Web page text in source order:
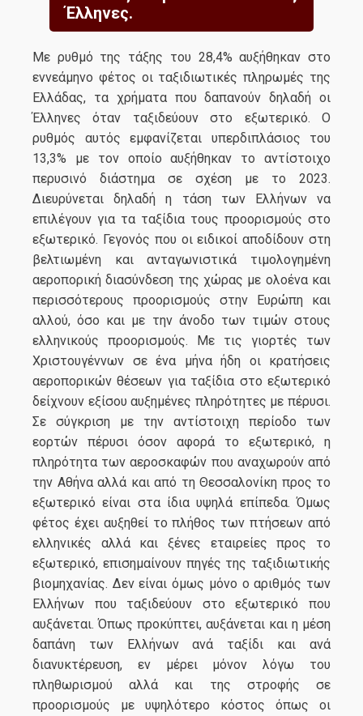
Έλληνες.
Με ρυθμό της τάξης του 28,4% αυξήθηκαν στο
εννεάμηνο φέτος οι ταξιδιωτικές πληρωμές της
Ελλάδας, τα χρήματα που δαπανούν δηλαδή οι
Έλληνες όταν ταξιδεύουν στο εξωτερικό. Ο
ρυθμός αυτός εμφανίζεται υπερδιπλάσιος του
13,3% με τον οποίο αυξήθηκαν το αντίστοιχο
περυσινό διάστημα σε σχέση με το 2023.
Διευρύνεται δηλαδή η τάση των Ελλήνων να
επιλέγουν για τα ταξίδια τους προορισμούς στο
εξωτερικό. Γεγονός που οι ειδικοί αποδίδουν στη
βελτιωμένη και ανταγωνιστικά τιμολογημένη
αεροπορική διασύνδεση της χώρας με ολοένα και
περισσότερους προορισμούς στην Ευρώπη και
αλλού, όσο και με την άνοδο των τιμών στους
ελληνικούς προορισμούς. Με τις γιορτές των
Χριστουγέννων σε ένα μήνα ήδη οι κρατήσεις
αεροπορικών θέσεων για ταξίδια στο εξωτερικό
δείχνουν εξίσου αυξημένες πληρότητες με πέρυσι.
Σε σύγκριση με την αντίστοιχη περίοδο των
εορτών πέρυσι όσον αφορά το εξωτερικό, η
πληρότητα των αεροσκαφών που αναχωρούν από
την Αθήνα αλλά και από τη Θεσσαλονίκη προς το
εξωτερικό είναι στα ίδια υψηλά επίπεδα. Όμως
φέτος έχει αυξηθεί το πλήθος των πτήσεων από
ελληνικές αλλά και ξένες εταιρείες προς το
εξωτερικό, επισημαίνουν πηγές της ταξιδιωτικής
βιομηχανίας. Δεν είναι όμως μόνο ο αριθμός των
Ελλήνων που ταξιδεύουν στο εξωτερικό που
αυξάνεται. Όπως προκύπτει, αυξάνεται και η μέση
δαπάνη των Ελλήνων ανά ταξίδι και ανά
διανυκτέρευση, εν μέρει μόνον λόγω του
πληθωρισμού αλλά και της στροφής σε
προορισμούς με υψηλότερο κόστος όπως οι